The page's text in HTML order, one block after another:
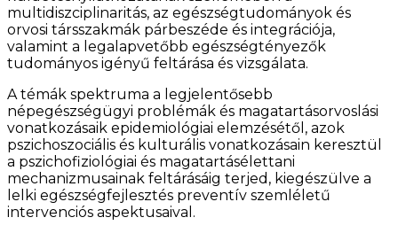
multidiszciplinaritás, az egészségtudományok és
orvosi társszakmák párbeszéde és integrációja,
valamint a legalapvetőbb egészségtényezők
tudományos igényű feltárása és vizsgálata.
A témák spektruma a legjelentősebb
népegészségügyi problémák és magatartásorvoslási
vonatkozásaik epidemiológiai elemzésétől, azok
pszichoszociális és kulturális vonatkozásain keresztül
a pszichofiziológiai és magatartásélettani
mechanizmusainak feltárásáig terjed, kiegészülve a
lelki egészségfejlesztés preventív szemléletű
intervenciós aspektusaival.